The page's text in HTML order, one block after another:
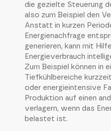
die gezielte Steuerung
also zum Beispiel den
Anstatt in kurzen
Energienachfrage
generieren, kann mit
Energieverbrauch
Zum Beispiel können in
Tiefkühlbereiche
oder energieintensive
Produktion auf einen
verlagern, wenn das
belastet ist.